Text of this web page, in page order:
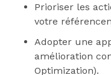
Prioriser les
votre
Adopter une
amélioration
Optimization).